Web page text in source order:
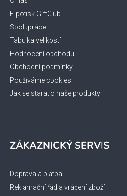
E-potisk GiftClub
Spolupráce
Tabulka velikostí
Hodnocení obchodu
Obchodní podmínky
Používáme cookies
Jak se starat o naše produkty
ZÁKAZNICKÝ SERVIS
Doprava a platba
Reklamační řád a vrácení zboží